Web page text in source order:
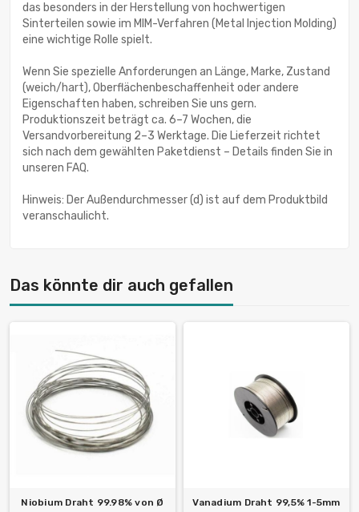
das besonders in der Herstellung von hochwertigen
Sinterteilen sowie im MIM-Verfahren (Metal Injection Molding)
eine wichtige Rolle spielt.
Wenn Sie spezielle Anforderungen an Länge, Marke, Zustand
(weich/hart), Oberflächenbeschaffenheit oder andere
Eigenschaften haben, schreiben Sie uns gern.
Produktionszeit beträgt ca. 6–7 Wochen, die
Versandvorbereitung 2–3 Werktage. Die Lieferzeit richtet
sich nach dem gewählten Paketdienst – Details finden Sie in
unseren FAQ.
Hinweis: Der Außendurchmesser (d) ist auf dem Produktbild
veranschaulicht.
Das könnte dir auch gefallen
Niobium Draht 99.98% von Ø
Vanadium Draht 99,5% 1-5mm